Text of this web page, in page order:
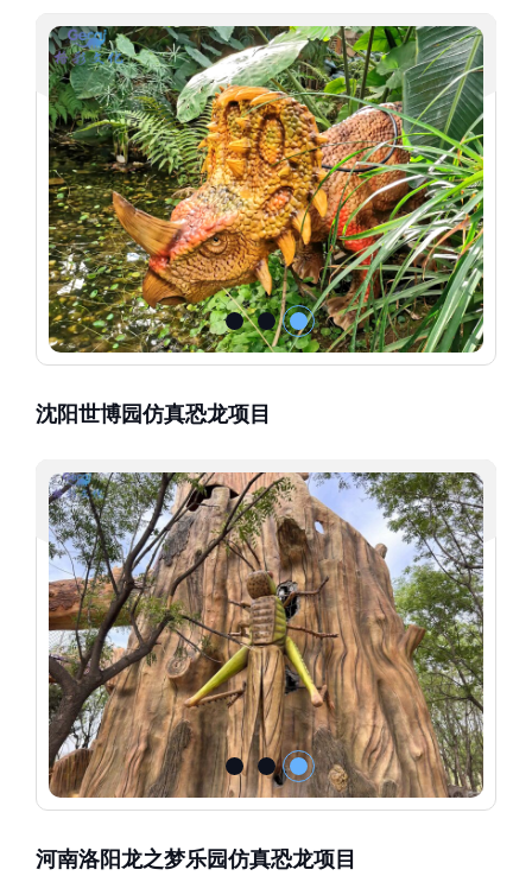
沈阳世博园仿真恐龙项目
河南洛阳龙之梦乐园仿真恐龙项目